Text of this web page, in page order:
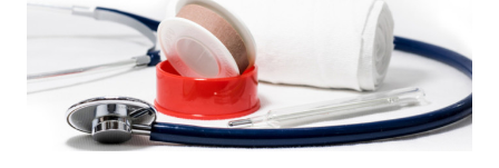
HIV患者
B型肝炎患者
C型肝炎患者